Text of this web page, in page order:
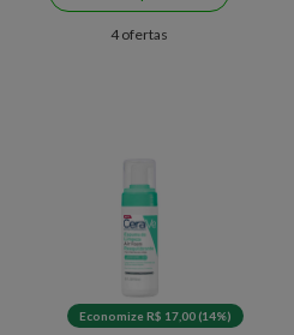
4 ofertas
Economize R$ 17,00 (14%)